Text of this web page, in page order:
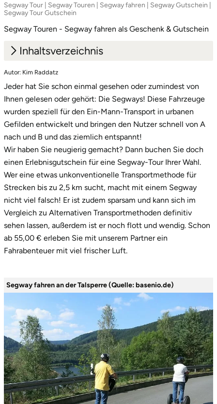
Segway Tour | Segway Touren | Segway fahren | Segway Gutschein |
Segway Tour Gutschein
Segway Touren - Segway fahren als Geschenk & Gutschein
Inhaltsverzeichnis
1. Alle Segway-Touren im Überblick
2.
3. Segway fahren im Wald oder Park
4. Gutschein kaufen & Termin vereinbaren
Autor: Kim Raddatz
Jeder hat Sie schon einmal gesehen oder zumindest von
Ihnen gelesen oder gehört: Die Segways! Diese Fahrzeuge
wurden speziell für den Ein-Mann-Transport in urbanen
Gefilden entwickelt und bringen den Nutzer schnell von A
nach und B und das ziemlich entspannt!
Wir haben Sie neugierig gemacht? Dann buchen Sie doch
einen Erlebnisgutschein für eine Segway-Tour Ihrer Wahl.
Wer eine etwas unkonventionelle Transportmethode für
Strecken bis zu 2,5 km sucht, macht mit einem Segway
nicht viel falsch! Er ist zudem sparsam und kann sich im
Vergleich zu Alternativen Transportmethoden definitiv
sehen lassen, außerdem ist er noch flott und wendig. Schon
ab 55,00 € erleben Sie mit unserem Partner ein
Fahrabenteuer mit viel frischer Luft.
Segway fahren an der Talsperre (Quelle: basenio.de)
Schwerin
Segeberg
Seligenstadt
Speyer
Stade
Steinburg
Stendal
Stettiner Haff
Stormarn
Sulz am Neckar
Tannheimer Tal
Tegernsee
Teltow-Fläming
Trier